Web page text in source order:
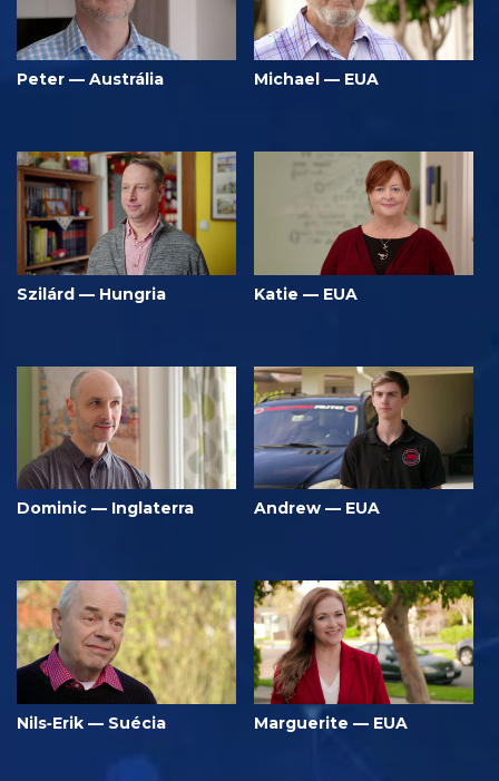
Peter — Austrália Michael — EUA
Szilárd — Hungria Katie — EUA
Dominic — Inglaterra Andrew — EUA
Nils‑Erik — Suécia Marguerite — EUA